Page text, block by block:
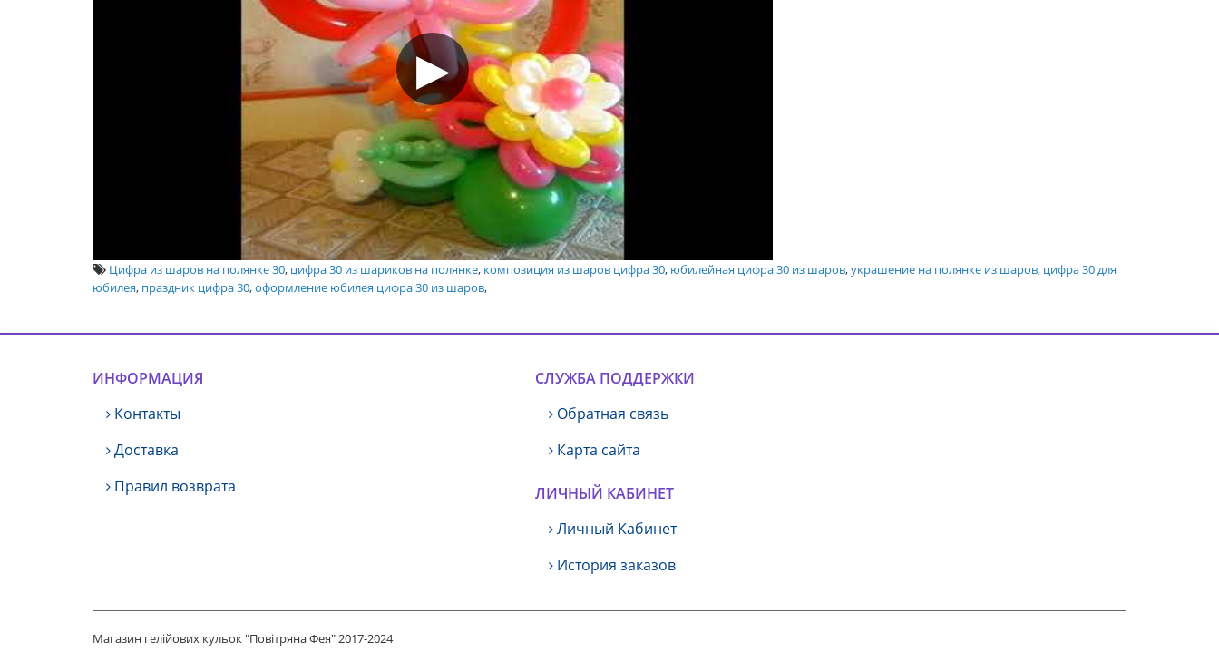
Цифра из шаров на полянке 30, цифра 30 из шариков на полянке, композиция из шаров цифра 30, юбилейная цифра 30 из шаров,украшение на полянке из шаров, цифра 30 для
юбилея, праздник цифра 30,оформление юбилея цифра 30 из шаров,
ИНФОРМАЦИЯ
Контакты
Доставка
Правил возврата
СЛУЖБА ПОДДЕРЖКИ
Обратная связь
Карта сайта
ЛИЧНЫЙ КАБИНЕТ
Личный Кабинет
История заказов
Магазин гелійових кульок "Повітряна Фея" 2017-2024